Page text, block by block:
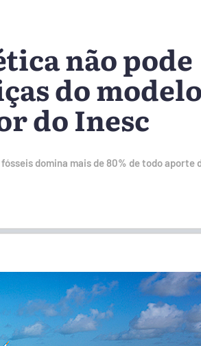
não pode
do
do Inesc
domina mais de 80% de todo aporte